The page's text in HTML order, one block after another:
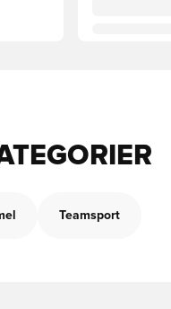
Teamsport